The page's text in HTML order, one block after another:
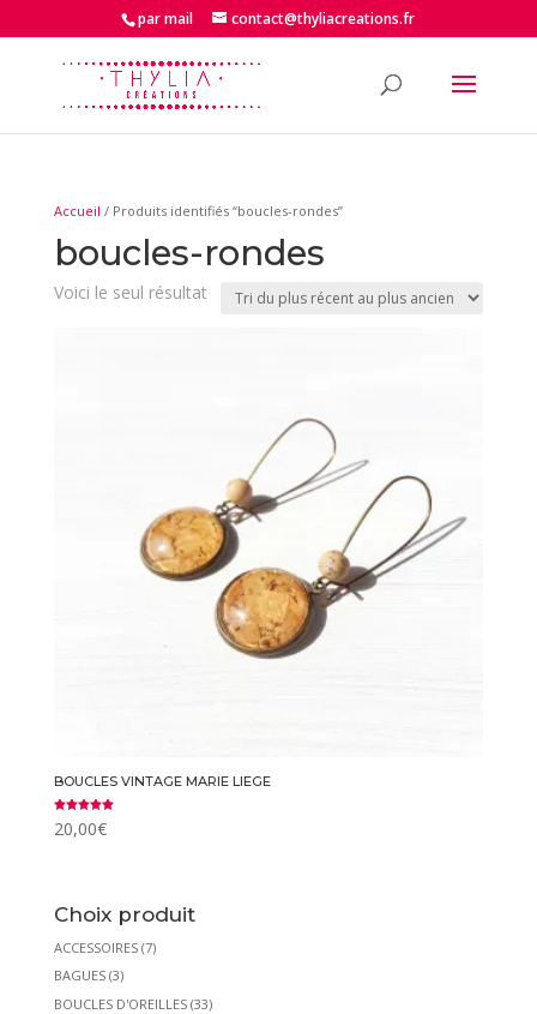
par mail contact@thyliacreations.fr
Accueil / Produits identifiés “boucles-rondes”
boucles-rondes
Voici le seul résultat
BOUCLES VINTAGE MARIE LIEGE
Note
5.00
20,00€
Choix produit
ACCESSOIRES (7)
BAGUES (3)
BOUCLES D'OREILLES (33)